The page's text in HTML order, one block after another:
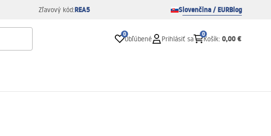
Zľavový kód:REA5 Slovenčina / EURBlog
0
Obľúbené Prihlásiť sa
0
Košík: 0,00 €